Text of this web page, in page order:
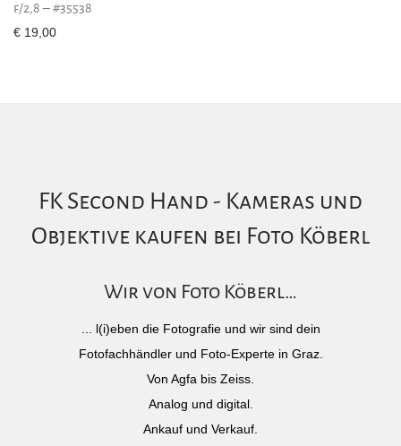
f/2,8 – #35538
€ 19,00
FK Second Hand - Kameras und
Objektive kaufen bei Foto Köberl
Wir von Foto Köberl…
... l(i)eben die Fotografie und wir sind dein
Fotofachhändler und Foto-Experte in Graz.
Von Agfa bis Zeiss.
Analog und digital.
Ankauf und Verkauf.